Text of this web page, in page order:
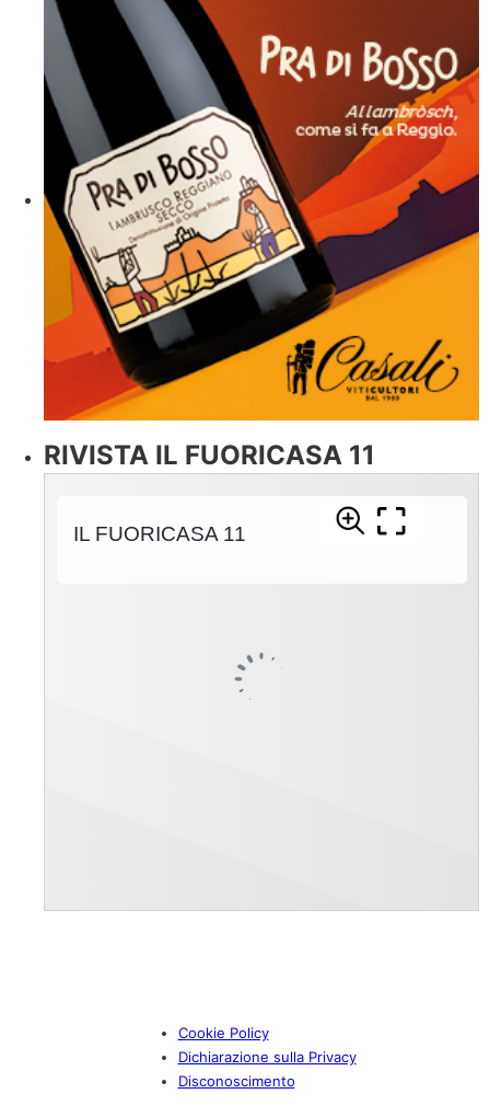
RIVISTA IL FUORICASA 11
Cookie Policy
Dichiarazione sulla Privacy
Disconoscimento